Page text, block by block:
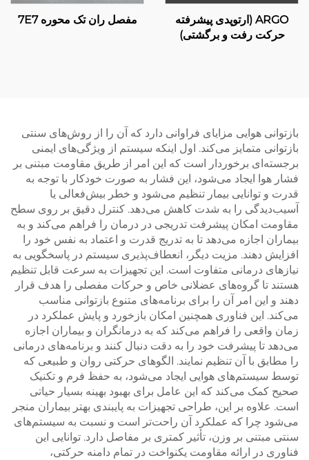
ARGO (ارتوپدی پیشرفته
حرکت رفت و برگشتی)
مفصل ران تک محوره 7E7
بازتوانی هوایی مزایای فراوانی دارد که آن را از روش‌های سنتی
بازتوانی متمایز می‌کند. اول اینکه سیستم از ویژگی‌های ایمنی
برجسته‌ای برخوردار است که این امر از طریق مقاومت مبتنی بر
فشار هوا ایجاد می‌شود، این فشار به صورت خودکار با توجه به
قدرت و توانایی بیمار تنظیم می‌شود و خطر بیش‌فعالی یا
آسیب‌دیدگی را به شدت کاهش می‌دهد. کنترل دقیق بر روی سطح
مقاومت امکان پیشرفت تدریجی در درمان را فراهم می‌کند و به
بیماران اجازه می‌دهد تا به تدریج قدرت و اعتماد به نفس خود را
افزایش دهند. مزیت دیگر، انعطاف‌پذیری سیستم در پاسخگویی به
نیازهای درمانی متفاوت است. این تجهیزات به سرعت قابل تنظیم
هستند تا گروه‌های عضلانی خاص و حرکات مفصلی را هدف قرار
دهند و این امر آن را برای برنامه‌های متنوع بازتوانی مناسب
می‌کند. این فناوری همچنین امکان بازخورد و پایش عملکرد در
زمان واقعی را فراهم می‌کند که به درمانگران و بیماران اجازه
می‌دهد تا پیشرفت خود را به دقت دنبال کنند و برنامه‌های درمانی
را مطابق با آن تنظیم نمایند. الگوهای حرکتی روان و طبیعی که
توسط سیستم‌های هوایی ایجاد می‌شود، به حفظ فرم و تکنیک
صحیح کمک می‌کند که این عامل برای بهبود بهینه بسیار حیاتی
است. علاوه بر این، طراحی تجهیزات به پایبندی بهتر بیماران منجر
می‌شود چرا که عملکرد آن راحت‌تر است و نسبت به سیستم‌های
سنتی مبتنی بر وزن، تأثیر کمتری بر مفاصل دارد. توانایی این
فناوری در ارائه مقاومت یکنواخت در تمام دامنه حرکتی،